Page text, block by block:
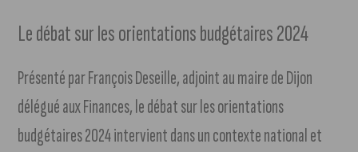
Le débat sur les orientations budgétaires 2024
Présenté par François Deseille, adjoint au maire de Dijon
délégué aux Finances, le débat sur les orientations
budgétaires 2024 intervient dans un contexte national et